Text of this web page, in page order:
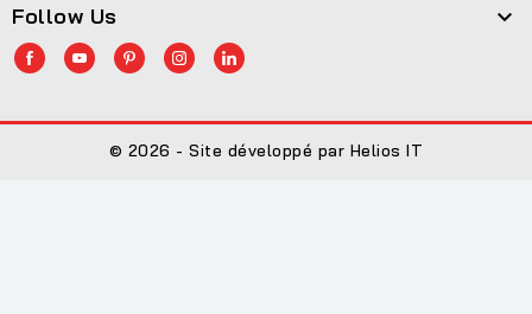
Follow Us 
© 2026 - Site développé par Helios IT